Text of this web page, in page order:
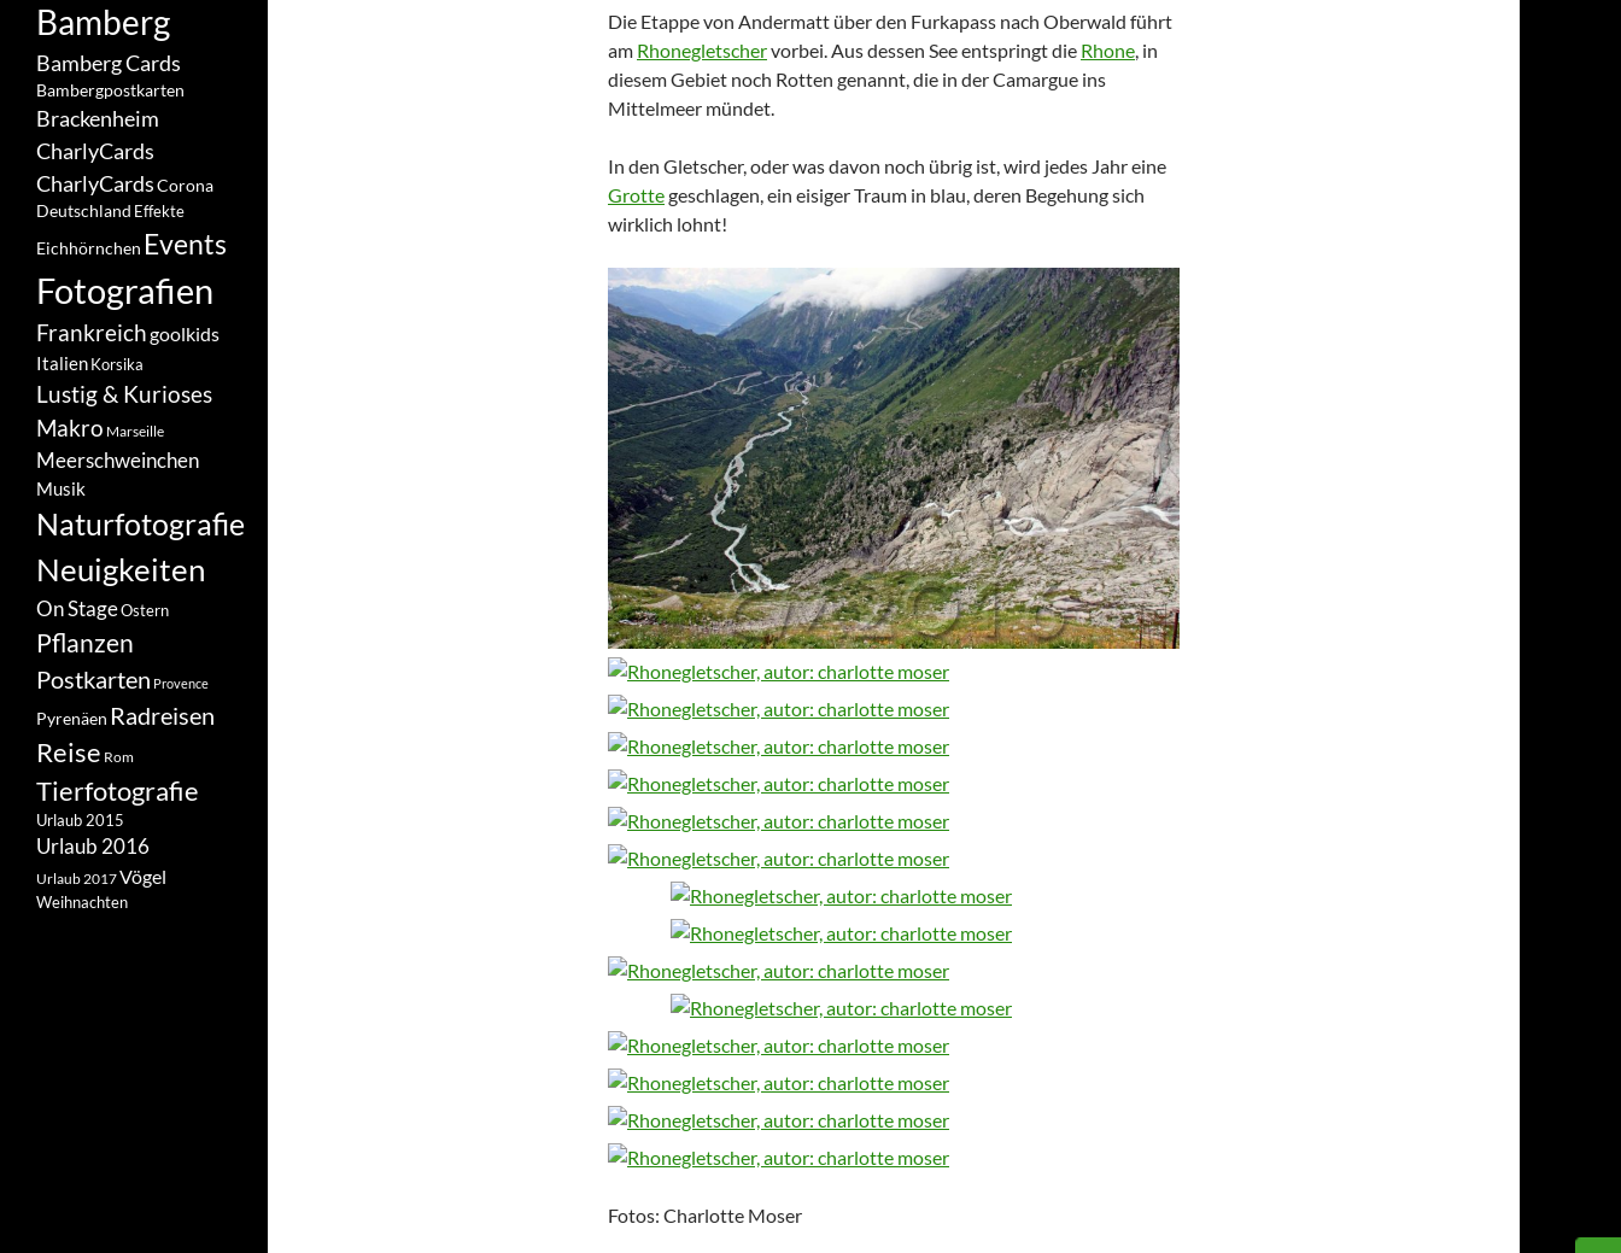
Die Etappe von Andermatt über den Furkapass nach Oberwald führt
am Rhonegletschervorbei. Aus dessen See entspringt die Rhone, in
diesem Gebiet noch Rotten genannt, die in der Camargue ins
Mittelmeer mündet.
In den Gletscher, oder was davon noch übrig ist, wird jedes Jahr eine
Grottegeschlagen, ein eisiger Traum in blau, deren Begehung sich
wirklich lohnt!
Fotos: Charlotte Moser
Bamberg
Bamberg Cards
Bambergpostkarten
Brackenheim
CharlyCards
CharlyCardsCorona
Deutschland Effekte
Eichhörnchen Events
Fotografien
Frankreichgoolkids
ItalienKorsika
Lustig & Kurioses
Makro Marseille
Meerschweinchen
Musik
Naturfotografie
Neuigkeiten
On StageOstern
Pflanzen
Postkarten Provence
Pyrenäen Radreisen
Reise Rom
Tierfotografie
Urlaub 2015
Urlaub 2016
Urlaub 2017Vögel
Weihnachten